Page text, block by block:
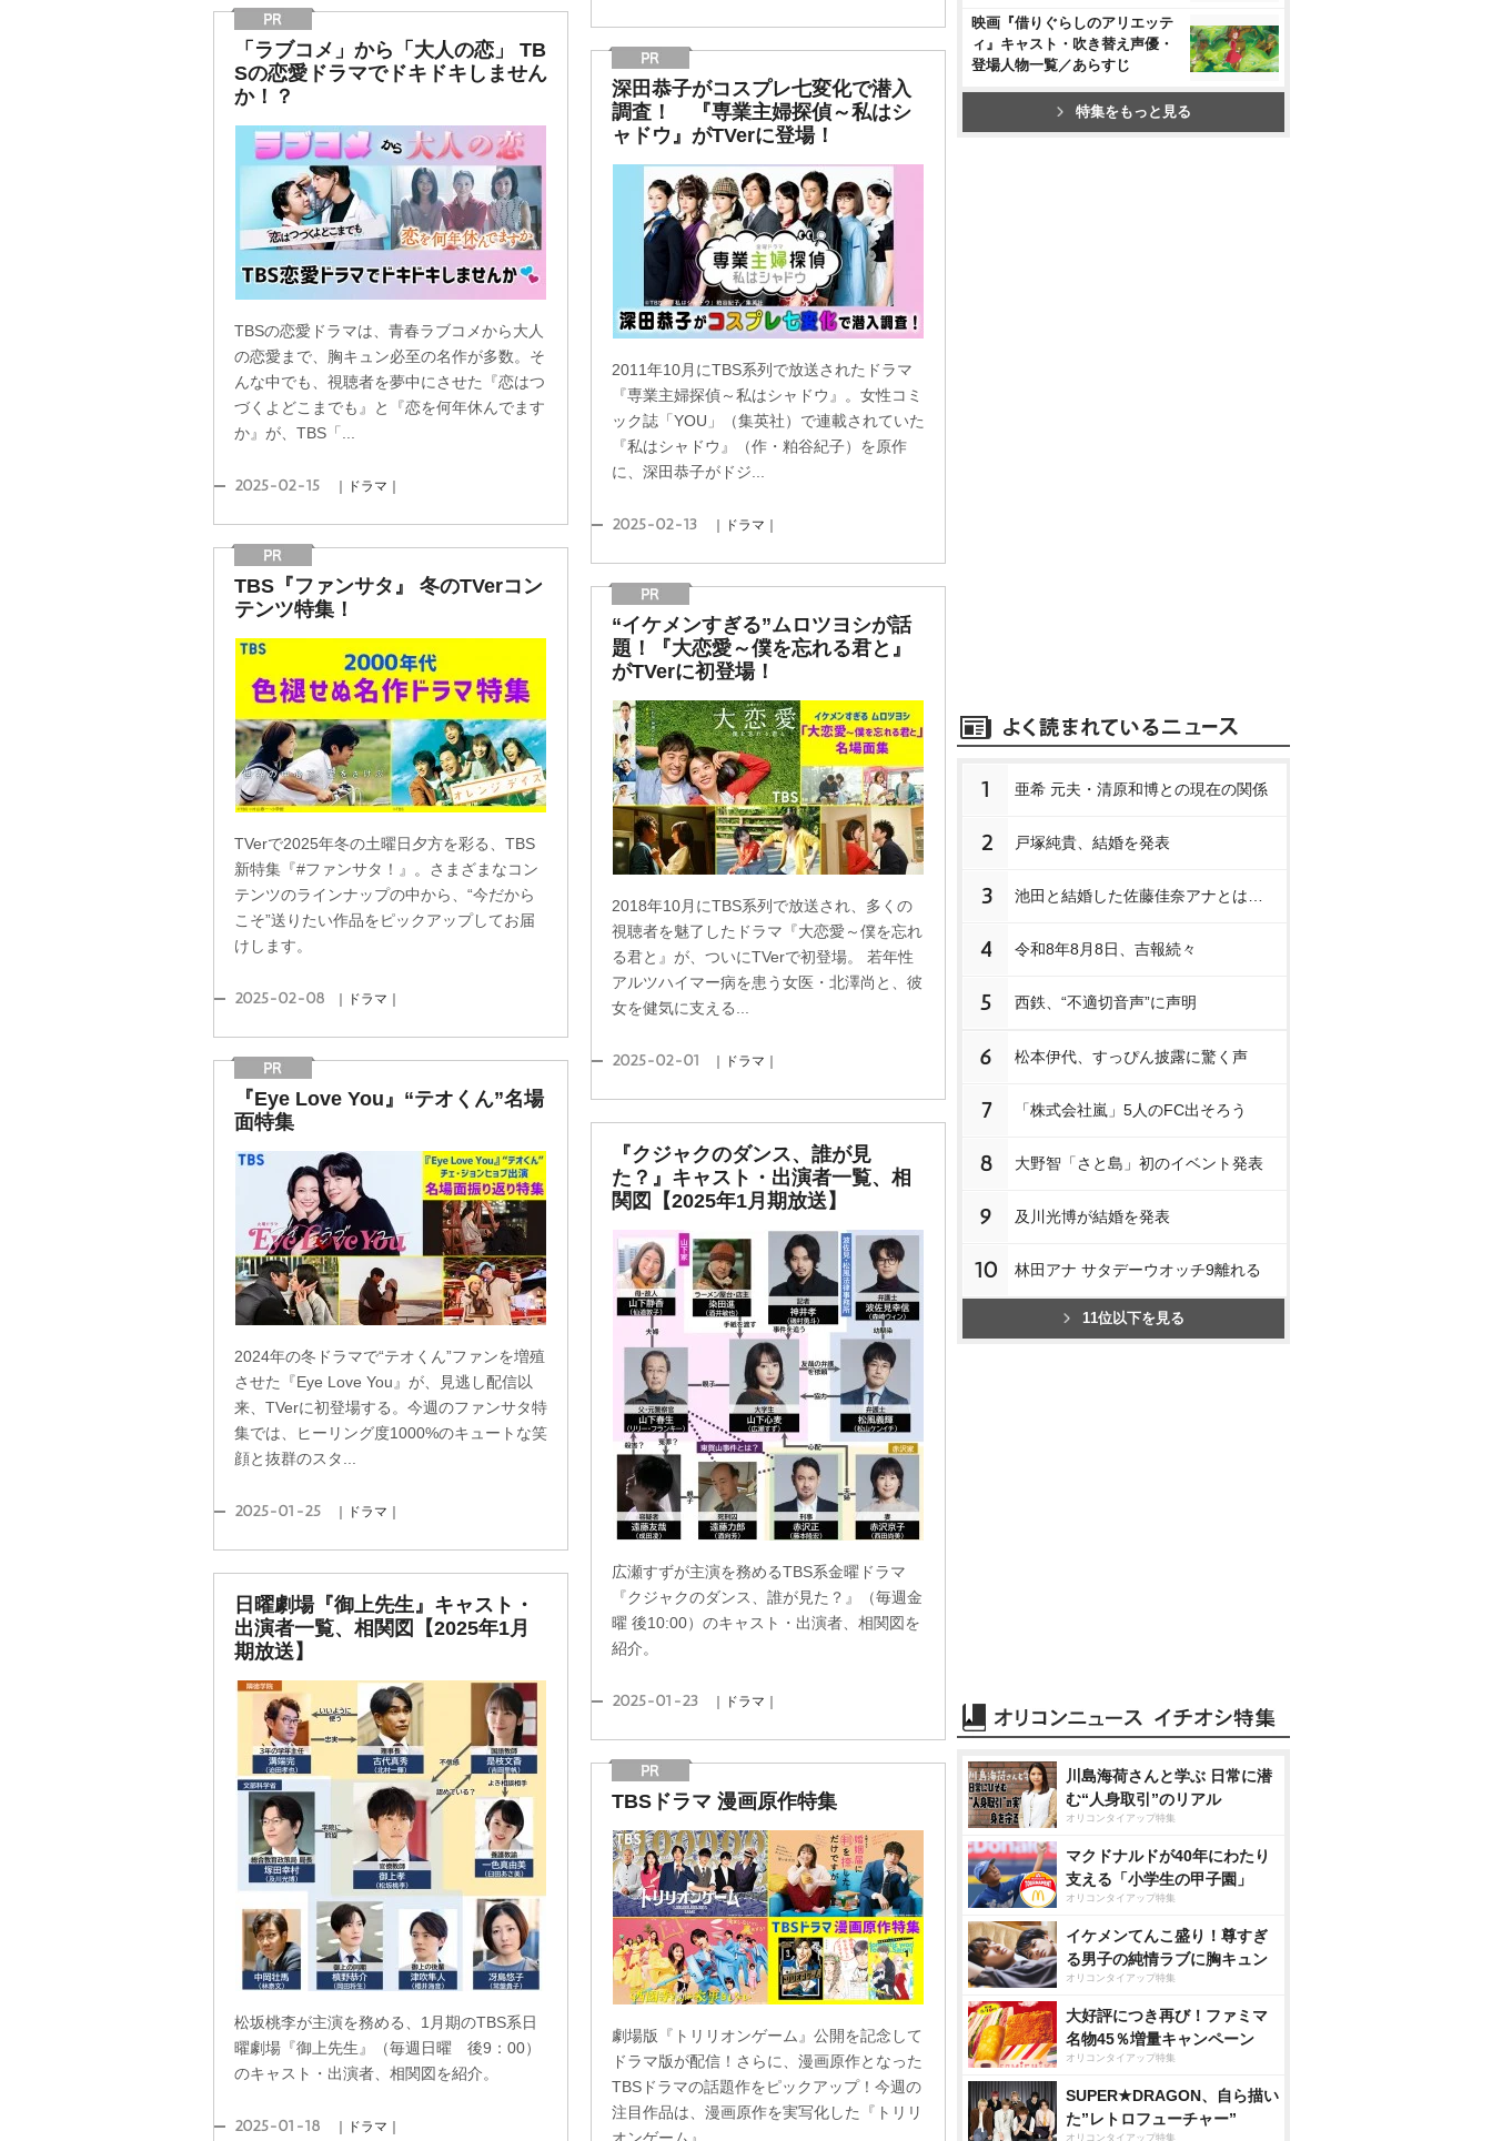
「ラブコメ」から「大人の恋」 TB
Sの恋愛ドラマでドキドキしません
か！？
TBSの恋愛ドラマは、青春ラブコメから大人
の恋愛まで、胸キュン必至の名作が多数。そ
んな中でも、視聴者を夢中にさせた『恋はつ
づくよどこまでも』と『恋を何年休んでます
か』が、TBS「...
2025-02-15 ｜ドラマ｜
深田恭子がコスプレ七変化で潜入
調査！ 『専業主婦探偵～私はシ
ャドウ』がTVerに登場！
2011年10月にTBS系列で放送されたドラマ
『専業主婦探偵～私はシャドウ』。女性コミ
ック誌「YOU」（集英社）で連載されていた
『私はシャドウ』（作・粕谷紀子）を原作
に、深田恭子がドジ...
2025-02-13 ｜ドラマ｜
TBS『ファンサタ』 冬のTVerコン
テンツ特集！
TVerで2025年冬の土曜日夕方を彩る、TBS
新特集『#ファンサタ！』。さまざまなコン
テンツのラインナップの中から、“今だから
こそ”送りたい作品をピックアップしてお届
けします。
2025-02-08 ｜ドラマ｜
“イケメンすぎる”ムロツヨシが話
題！『大恋愛～僕を忘れる君と』
がTVerに初登場！
2018年10月にTBS系列で放送され、多くの
視聴者を魅了したドラマ『大恋愛～僕を忘れ
る君と』が、ついにTVerで初登場。 若年性
アルツハイマー病を患う女医・北澤尚と、彼
女を健気に支える...
2025-02-01 ｜ドラマ｜
『Eye Love You』“テオくん”名場
面特集
2024年の冬ドラマで“テオくん”ファンを増殖
させた『Eye Love You』が、見逃し配信以
来、TVerに初登場する。今週のファンサタ特
集では、ヒーリング度1000%のキュートな笑
顔と抜群のスタ...
2025-01-25 ｜ドラマ｜
『クジャクのダンス、誰が見
た？』キャスト・出演者一覧、相
関図【2025年1月期放送】
広瀬すずが主演を務めるTBS系金曜ドラマ
『クジャクのダンス、誰が見た？』（毎週金
曜 後10:00）のキャスト・出演者、相関図を
紹介。
2025-01-23 ｜ドラマ｜
日曜劇場『御上先生』キャスト・
出演者一覧、相関図【2025年1月
期放送】
松坂桃李が主演を務める、1月期のTBS系日
曜劇場『御上先生』（毎週日曜 後9：00）
のキャスト・出演者、相関図を紹介。
2025-01-18 ｜ドラマ｜
TBSドラマ 漫画原作特集
劇場版『トリリオンゲーム』公開を記念して
ドラマ版が配信！さらに、漫画原作となった
TBSドラマの話題作をピックアップ！今週の
注目作品は、漫画原作を実写化した『トリリ
映画『借りぐらしのアリエッテ
ィ』キャスト・吹き替え声優・
登場人物一覧／あらすじ
特集をもっと見る
1 亜希 元夫・清原和博との現在の関係
2 戸塚純貴、結婚を発表
3 池田と結婚した佐藤佳奈アナとは…
4 令和8年8月8日、吉報続々
5 西鉄、“不適切音声”に声明
6 松本伊代、すっぴん披露に驚く声
7 「株式会社嵐」5人のFC出そろう
8 大野智「さと島」初のイベント発表
9 及川光博が結婚を発表
10 林田アナ サタデーウオッチ9離れる
11位以下を見る
川島海荷さんと学ぶ 日常に潜
む“人身取引”のリアル
オリコンタイアップ特集
マクドナルドが40年にわたり
支える「小学生の甲子園」
オリコンタイアップ特集
イケメンてんこ盛り！尊すぎ
る男子の純情ラブに胸キュン
オリコンタイアップ特集
大好評につき再び！ファミマ
名物45％増量キャンペーン
オリコンタイアップ特集
SUPER★DRAGON、自ら描い
た”レトロフューチャー”
オリコンタイアップ特集